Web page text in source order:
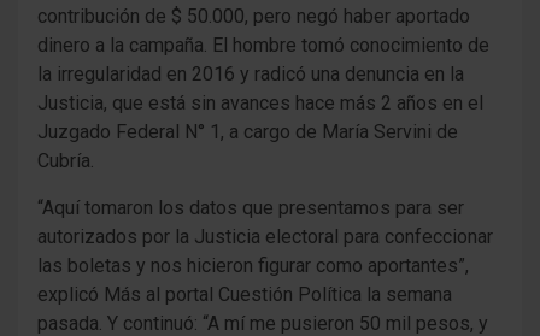
contribución de $ 50.000, pero negó haber aportado
dinero a la campaña. El hombre tomó conocimiento de
la irregularidad en 2016 y radicó una denuncia en la
Justicia, que está sin avances hace más 2 años en el
Juzgado Federal N° 1, a cargo de María Servini de
Cubría.
“Aquí tomaron los datos que presentamos para ser
autorizados por la Justicia electoral para confeccionar
las boletas y nos hicieron figurar como aportantes”,
explicó Más al portal Cuestión Política la semana
pasada. Y continuó: “A mí me pusieron 50 mil pesos, y